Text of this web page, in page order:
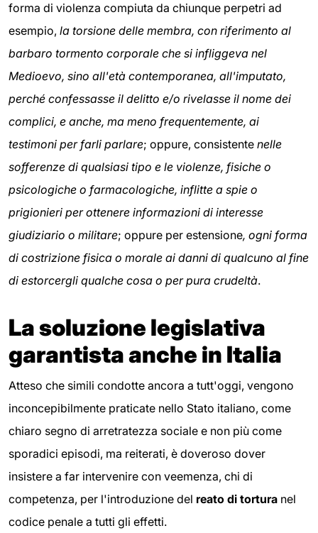
forma di violenza compiuta da chiunque perpetri ad
esempio, la torsione delle membra, con riferimento al
barbaro tormento corporale che si infliggeva nel
Medioevo, sino all'età contemporanea, all'imputato,
perché confessasse il delitto e/o rivelasse il nome dei
complici, e anche, ma meno frequentemente, ai
testimoni per farli parlare; oppure, consistente nelle
sofferenze di qualsiasi tipo e le violenze, fisiche o
psicologiche o farmacologiche, inflitte a spie o
prigionieri per ottenere informazioni di interesse
giudiziario o militare; oppure per estensione, ogni forma
di costrizione fisica o morale ai danni di qualcuno al fine
di estorcergli qualche cosa o per pura crudeltà.
La soluzione legislativa
garantista anche in Italia
Atteso che simili condotte ancora a tutt'oggi, vengono
inconcepibilmente praticate nello Stato italiano, come
chiaro segno di arretratezza sociale e non più come
sporadici episodi, ma reiterati, è doveroso dover
insistere a far intervenire con veemenza, chi di
competenza, per l'introduzione del reato di tortura nel
codice penale a tutti gli effetti.